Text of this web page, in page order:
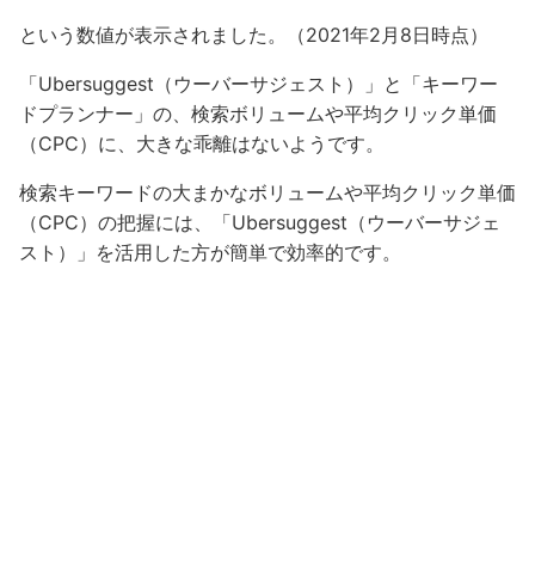
という数値が表示されました。（2021年2月8日時点）
「Ubersuggest（ウーバーサジェスト）」と「キーワー
ドプランナー」の、検索ボリュームや平均クリック単価
（CPC）に、大きな乖離はないようです。
検索キーワードの大まかなボリュームや平均クリック単価
（CPC）の把握には、「Ubersuggest（ウーバーサジェ
スト）」を活用した方が簡単で効率的です。